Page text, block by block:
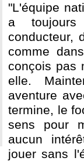
"L'équipe
a
conducteur,
comme
conçois pas
elle.
aventure
termine, le
sens pour
aucun
jouer sans